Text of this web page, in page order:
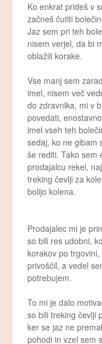
Ko enkrat prideš v
začneš čutiti
Jaz sem pri teh
nisem verjel, da bi
oblažili korake.
Vse manj sem
imel, nisem več
do zdravnika, mi v
povedati,
imel vseh teh
sedaj, ko ne gibam
še rediti. Tako sem
prodajalcu rekel,
treking čevlji za
bolijo kolena.
Prodajalec mi je
so bili res udobni,
korakov po
privoščil, a vedel
potrebujem.
To mi je dalo
so bili treking čevlji
ker se jaz ne
pohodi in vzel sem